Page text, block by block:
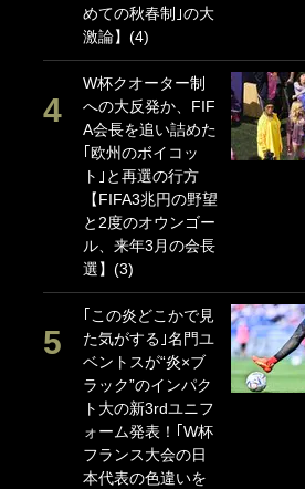
めての秋春制｣の大
激論】(4)
W杯クオーター制
への大反発か、FIF
A会長を追い詰めた
｢欧州のボイコッ
ト｣と再選の行方
【FIFA3兆円の野望
と2度のオウンゴー
ル、来年3月の会長
選】(3)
｢この炎どこかで見
た気がする｣名門ユ
ベントスが“炎×ブ
ラック”のインパク
ト大の新3rdユニフ
ォーム発表！｢W杯
フランス大会の日
本代表の色違いを